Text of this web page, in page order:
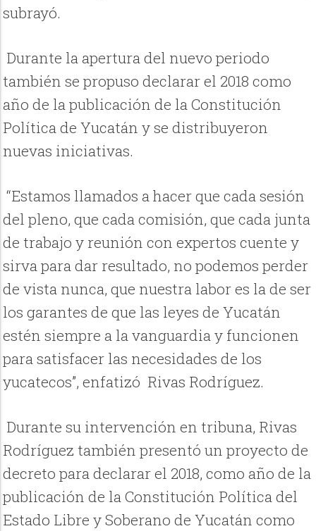
subrayó.
Durante la apertura del nuevo periodo
también se propuso declarar el 2018 como
año de la publicación de la Constitución
Política de Yucatán y se distribuyeron
nuevas iniciativas.
“Estamos llamados a hacer que cada sesión
del pleno, que cada comisión, que cada junta
de trabajo y reunión con expertos cuente y
sirva para dar resultado, no podemos perder
de vista nunca, que nuestra labor es la de ser
los garantes de que las leyes de Yucatán
estén siempre a la vanguardia y funcionen
para satisfacer las necesidades de los
yucatecos”, enfatizó Rivas Rodríguez.
Durante su intervención en tribuna, Rivas
Rodríguez también presentó un proyecto de
decreto para declarar el 2018, como año de la
publicación de la Constitución Política del
Estado Libre y Soberano de Yucatán como